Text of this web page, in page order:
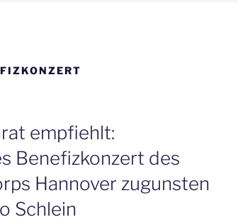
empfiehlt:
Benefizkonzert des
Hannover zugunsten
Schlein